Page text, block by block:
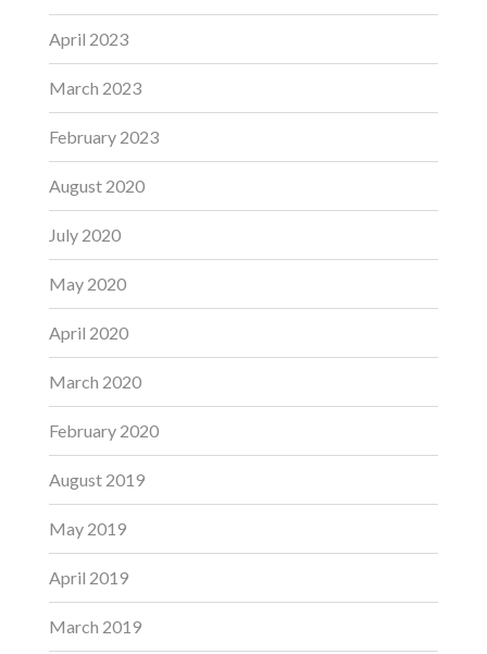
April 2023
March 2023
February 2023
August 2020
July 2020
May 2020
April 2020
March 2020
February 2020
August 2019
May 2019
April 2019
March 2019